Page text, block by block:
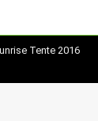
Tente 2016